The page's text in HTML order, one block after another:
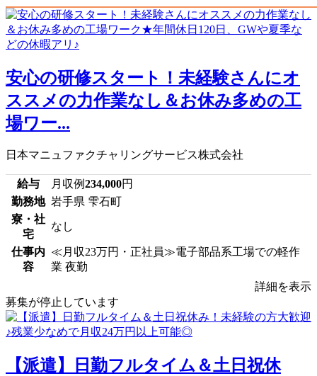
安心の研修スタート！未経験さんにオ
ススメの力作業なし＆お休み多めの工
場ワー...
日本マニュファクチャリングサービス株式会社
給与 月収例234,000円
勤務地 岩手県 雫石町
寮・社
宅
なし
仕事内
容
≪月収23万円・正社員≫電子部品系工場での軽作
業 夜勤
詳細を表示
募集が停止しています
【派遣】日勤フルタイム＆土日祝休